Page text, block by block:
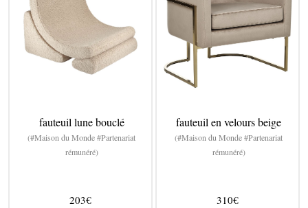
fauteuil lune bouclé
(#Maison du Monde #Partenariat
rémunéré)
203€
fauteuil en velours beige
(#Maison du Monde #Partenariat
rémunéré)
310€